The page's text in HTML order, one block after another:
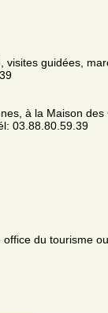
visites guidées,
à la Maison des
03.88.80.59.39
du tourisme